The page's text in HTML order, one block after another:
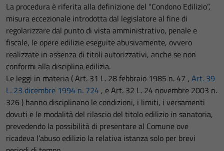
La procedura è riferita alla definizione del “Condono Edilizio”,
misura eccezionale introdotta dal legislatore al fine di
regolarizzare dal punto di vista amministrativo, penale e
fiscale, le opere edilizie eseguite abusivamente, ovvero
realizzate in assenza di titoli autorizzativi, anche se non
conformi alla disciplina edilizia.
Le leggi in materia ( Art. 31 L. 28 febbraio 1985 n. 47 , Art. 39
L. 23 dicembre 1994 n. 724 , e Art. 32 L. 24 novembre 2003 n.
326 ) hanno disciplinano le condizioni, i limiti, i versamenti
dovuti e le modalità del rilascio del titolo edilizio in sanatoria,
prevedendo la possibilità di presentare al Comune ove
ricadeva l’abuso edilizio la relativa istanza solo per brevi